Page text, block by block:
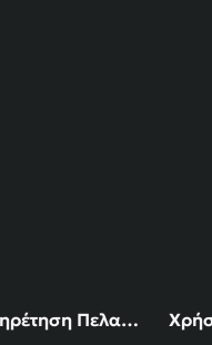
Εξυπηρέτηση Πελατών